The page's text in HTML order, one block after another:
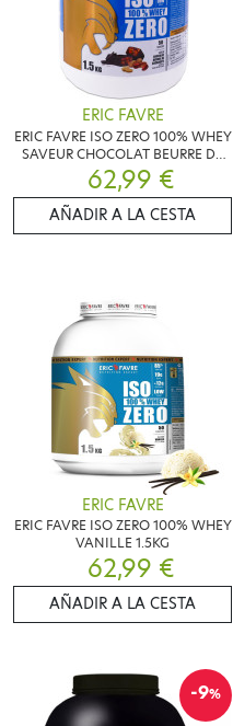
ERIC FAVRE
ERIC FAVRE ISO ZERO 100% WHEY
SAVEUR CHOCOLAT BEURRE DE
CACAHUÈTE 1.5KG
62,99 €
AÑADIR A LA CESTA
ERIC FAVRE
ERIC FAVRE ISO ZERO 100% WHEY
VANILLE 1.5KG
62,99 €
AÑADIR A LA CESTA
-9%